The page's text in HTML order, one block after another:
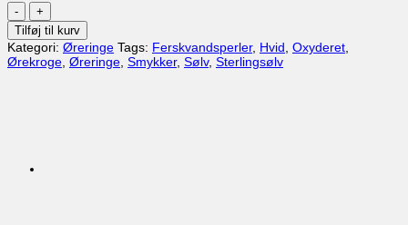
Øreringe
EAR-
128
antal
Tilføj til kurv
Kategori: Øreringe Tags: Ferskvandsperler, Hvid, Oxyderet,
Ørekroge, Øreringe, Smykker, Sølv, Sterlingsølv